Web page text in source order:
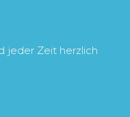
jeder Zeit herzlich